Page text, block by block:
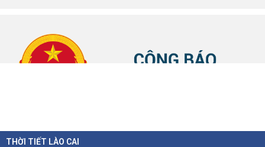
THỜI TIẾT LÀO CAI